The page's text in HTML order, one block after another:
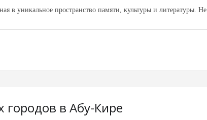
в уникальное пространство памяти, культуры и литературы. Не
городов в Абу-Кире